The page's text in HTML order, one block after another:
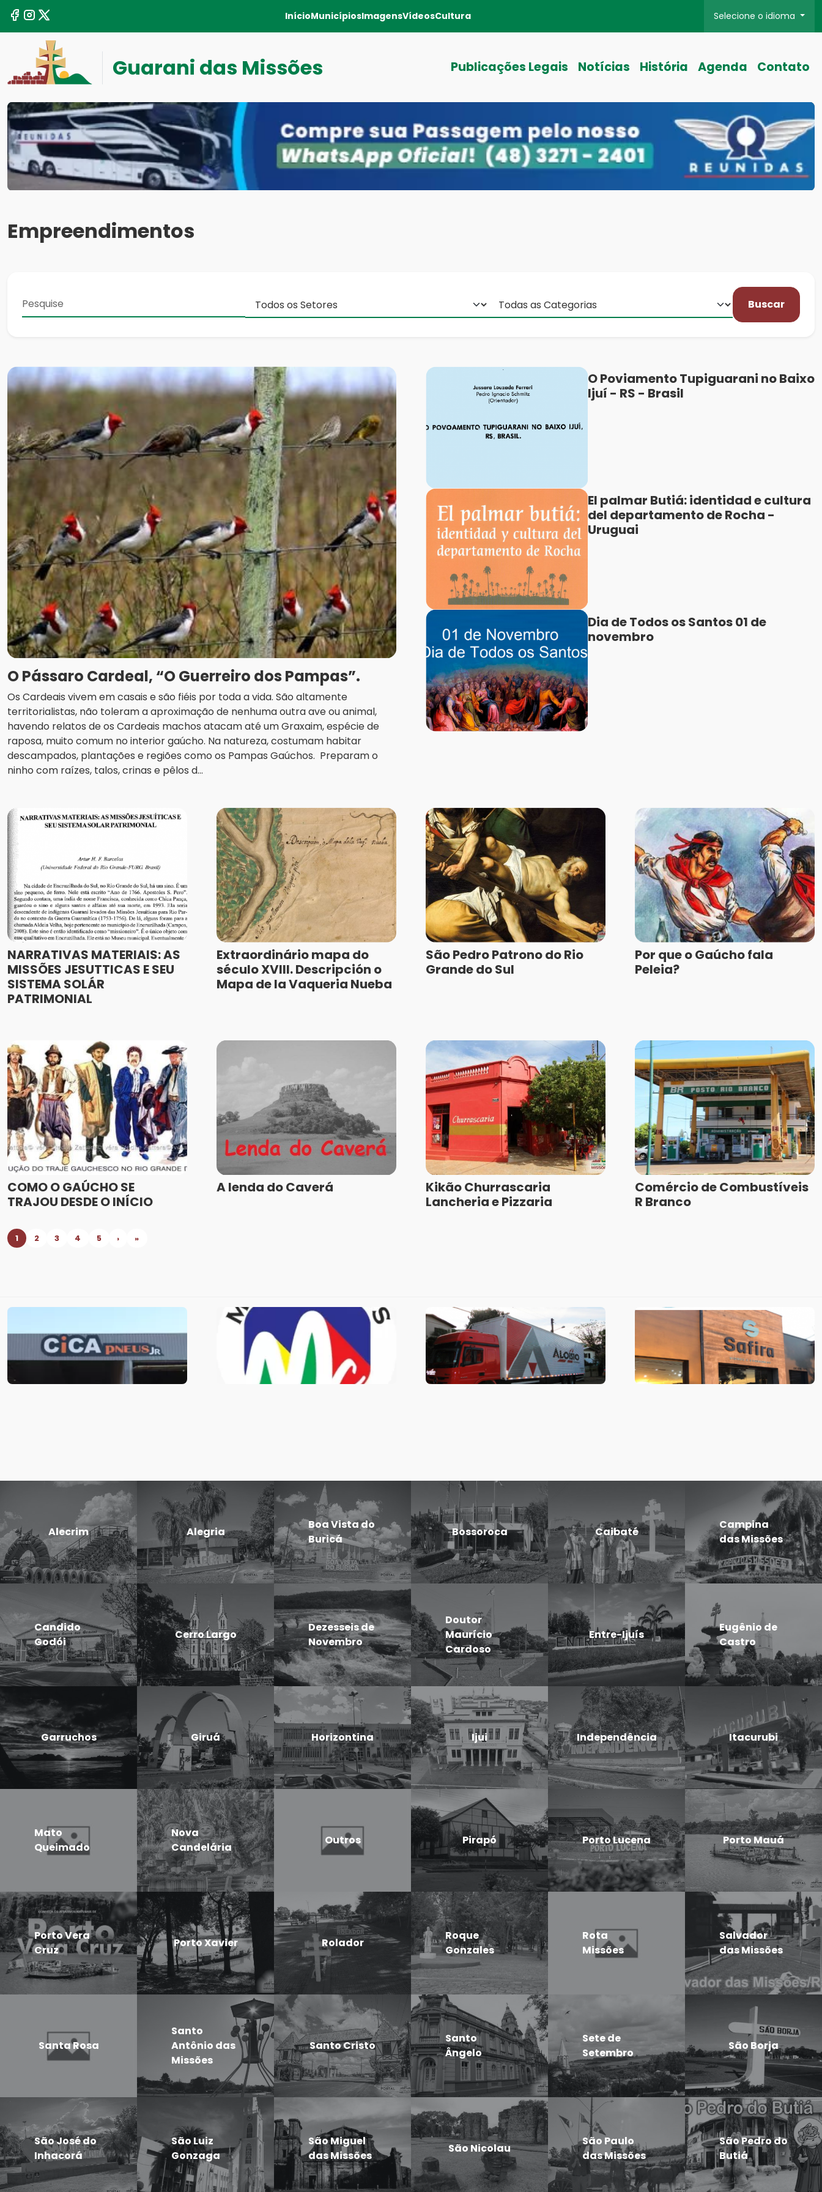
InícioMunicípiosImagensVídeosCultura Selecione o idioma
Guarani das Missões Publicações Legais Notícias História Agenda Contato
Empreendimentos
Buscar
O Pássaro Cardeal, “O Guerreiro dos Pampas”.
Os Cardeais vivem em casais e são fiéis por toda a vida. São altamente
territorialistas, não toleram a aproximação de nenhuma outra ave ou animal,
havendo relatos de os Cardeais machos atacam até um Graxaim, espécie de
raposa, muito comum no interior gaúcho. Na natureza, costumam habitar
descampados, plantações e regiões como os Pampas Gaúchos. Preparam o
ninho com raízes, talos, crinas e pêlos d...
O Poviamento Tupiguarani no Baixo
Ijuí - RS - Brasil
El palmar Butiá: identidad e cultura
del departamento de Rocha -
Uruguai
Dia de Todos os Santos 01 de
novembro
NARRATIVAS MATERIAIS: AS
MISSÕES JESUTTICAS E SEU
SISTEMA SOLÁR
PATRIMONIAL
Extraordinário mapa do
século XVIII. Descripción o
Mapa de la Vaqueria Nueba
São Pedro Patrono do Rio
Grande do Sul
Por que o Gaúcho fala
Peleia?
COMO O GAÚCHO SE
TRAJOU DESDE O INÍCIO
A lenda do Caverá
Kikão Churrascaria
Lancheria e Pizzaria
Comércio de Combustíveis
R Branco
1 2 3 4 5 › »
Alecrim Alegria
Boa Vista do
Buricá
Bossoroca Caibaté
Campina
das Missões
Candido
Godói
Cerro Largo
Dezesseis de
Novembro
Doutor
Maurício
Cardoso
Entre-Ijuís
Eugênio de
Castro
Garruchos Giruá Horizontina Ijui Independência Itacurubi
Mato
Queimado
Nova
Candelária
Outros Pirapó Porto Lucena Porto Mauá
Porto Vera
Cruz
Porto Xavier Rolador
Roque
Gonzales
Rota
Missões
Salvador
das Missões
Santa Rosa
Santo
Antônio das
Missões
Santo Cristo
Santo
Ângelo
Sete de
Setembro
São Borja
São José do
Inhacorá
São Luiz
Gonzaga
São Miguel
das Missões
São Nicolau
São Paulo
das Missões
São Pedro do
Butiá